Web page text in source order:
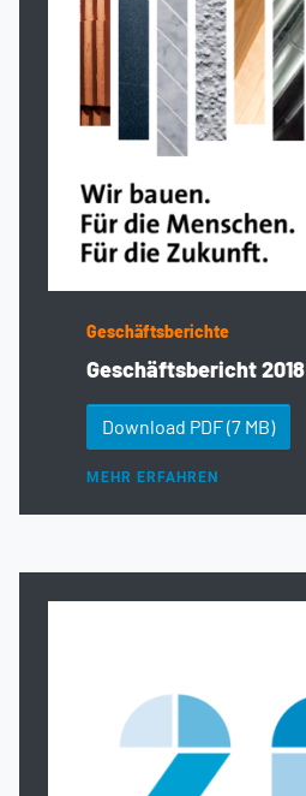
Geschäftsberichte
Geschäftsbericht 2018
Download PDF(7 MB)
MEHR ERFAHREN